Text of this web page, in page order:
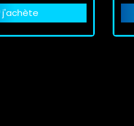
j'achète